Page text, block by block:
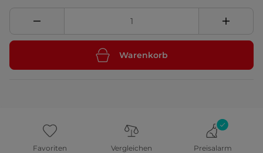
Warenkorb
Favoriten Vergleichen Preisalarm